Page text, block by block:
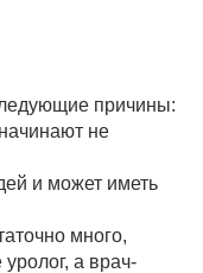
причины:
начинают не
и может иметь
много,
а врач-